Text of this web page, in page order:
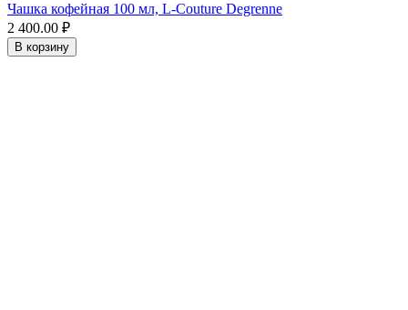
Чашка кофейная 100 мл, L-Couture Degrenne
2 400.00 ₽
В корзину